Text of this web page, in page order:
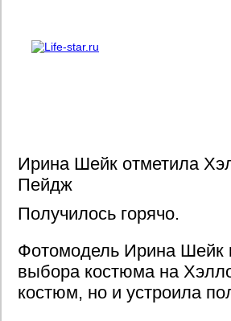
Ирина Шейк отметила
Пейдж
Получилось горячо.
Фотомодель Ирина Шейк
выбора костюма на
костюм, но и устроила